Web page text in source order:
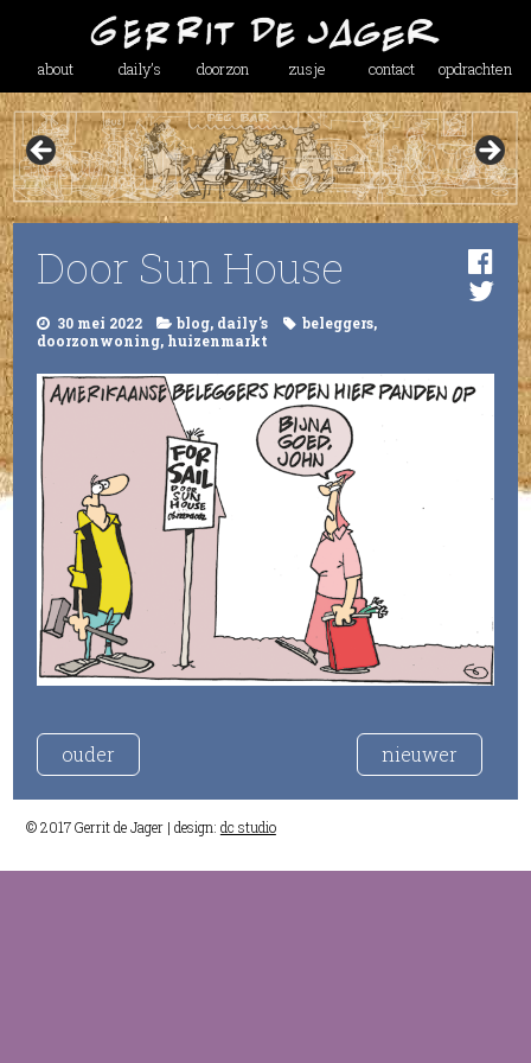
about daily’s doorzon zusje contact opdrachten
Door Sun House
30 mei 2022 blog, daily's beleggers,
doorzonwoning, huizenmarkt
ouder nieuwer
© 2017 Gerrit de Jager | design: dc studio